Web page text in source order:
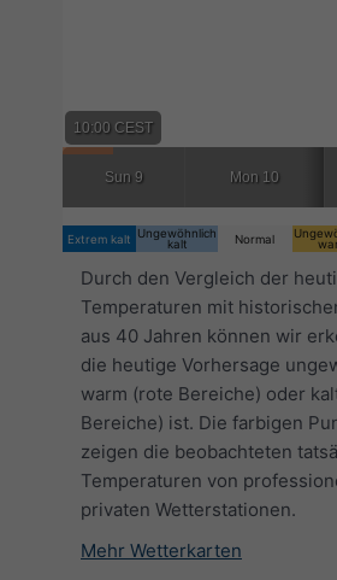
10:00 CEST
Sun 9 Mon 10
Extrem kalt
Ungewöhnlich
kalt
Normal
Durch den Vergleich der
Temperaturen mit
aus 40 Jahren können wir
die heutige Vorhersage
warm (rote Bereiche) oder
Bereiche) ist. Die farbigen
zeigen die beobachteten
Temperaturen von
privaten Wetterstationen.
Mehr Wetterkarten